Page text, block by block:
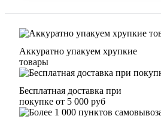
Аккуратно упакуем хрупкие
товары
Бесплатная доставка при
покупке от 5 000 руб